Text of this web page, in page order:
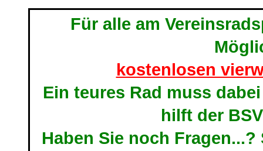
Für alle am
kostenlosen
Ein teures Rad muss
hilft der
Haben Sie noch